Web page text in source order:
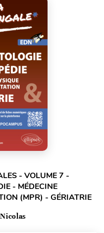
- VOLUME 7 -
- MÉDECINE
(MPR) - GÉRIATRIE